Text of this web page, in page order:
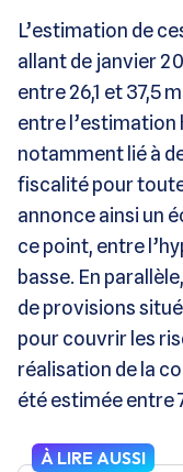
L’estimation de
allant de janvier
entre 26,1 et 37,5
entre l’estimation
notamment lié à
fiscalité pour
annonce ainsi un
ce point, entre
basse. En
de provisions
pour couvrir les
réalisation de la
été estimée entre
À LIRE AUSSI